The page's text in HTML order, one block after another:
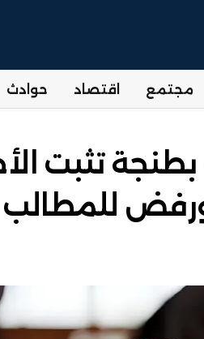
مجتمع اقتصاد حوادث
تثبت
للمطالب